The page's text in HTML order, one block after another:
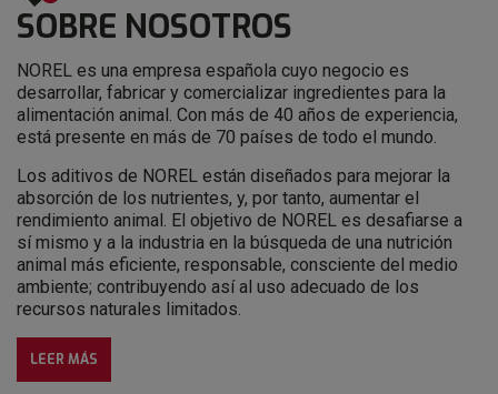
SOBRE NOSOTROS
NOREL es una empresa española cuyo negocio es
desarrollar, fabricar y comercializar ingredientes para la
alimentación animal. Con más de 40 años de experiencia,
está presente en más de 70 países de todo el mundo.
Los aditivos de NOREL están diseñados para mejorar la
absorción de los nutrientes, y, por tanto, aumentar el
rendimiento animal. El objetivo de NOREL es desafiarse a
sí mismo y a la industria en la búsqueda de una nutrición
animal más eficiente, responsable, consciente del medio
ambiente; contribuyendo así al uso adecuado de los
recursos naturales limitados.
LEER MÁS